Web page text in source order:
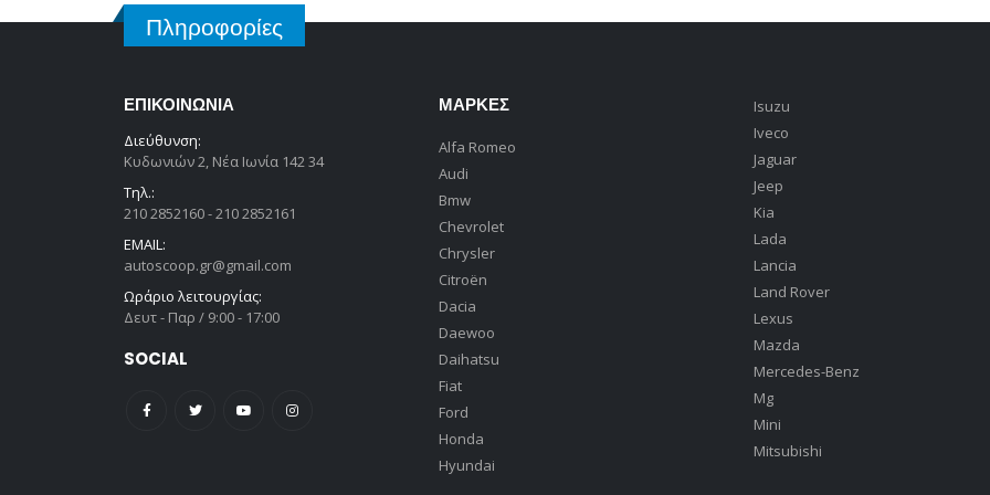
Πληροφορίες
ΕΠΙΚΟΙΝΩΝΊΑ
Διεύθυνση:
Κυδωνιών 2, Νέα Ιωνία 142 34
Τηλ.:
210 2852160 - 210 2852161
EMAIL:
autoscoop.gr@gmail.com
Ωράριο λειτουργίας:
Δευτ - Παρ / 9:00 - 17:00
SOCIAL
ΜΆΡΚΕΣ
Alfa Romeo
Audi
Bmw
Chevrolet
Chrysler
Citroën
Dacia
Daewoo
Daihatsu
Fiat
Ford
Honda
Hyundai
Isuzu
Iveco
Jaguar
Jeep
Kia
Lada
Lancia
Land Rover
Lexus
Mazda
Mercedes-Benz
Mg
Mini
Mitsubishi